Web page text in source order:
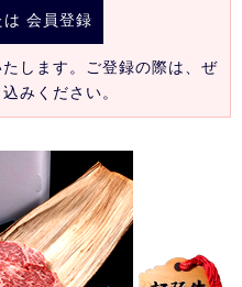
は 会員登録
します。ご登録の際は、ぜ
みください。